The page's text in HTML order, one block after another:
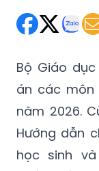
Bộ Giáo
án các môn
năm 2026.
Hướng dẫn
học sinh